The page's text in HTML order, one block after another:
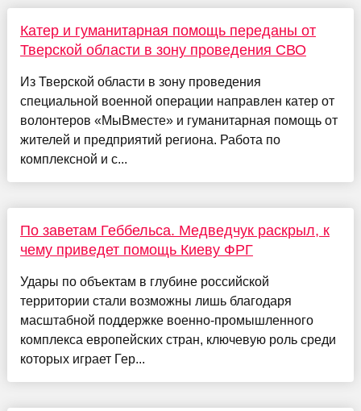
Катер и гуманитарная помощь переданы от
Тверской области в зону проведения СВО
Из Тверской области в зону проведения
специальной военной операции направлен катер от
волонтеров «МыВместе» и гуманитарная помощь от
жителей и предприятий региона. Работа по
комплексной и с...
По заветам Геббельса. Медведчук раскрыл, к
чему приведет помощь Киеву ФРГ
Удары по объектам в глубине российской
территории стали возможны лишь благодаря
масштабной поддержке военно-промышленного
комплекса европейских стран, ключевую роль среди
которых играет Гер...